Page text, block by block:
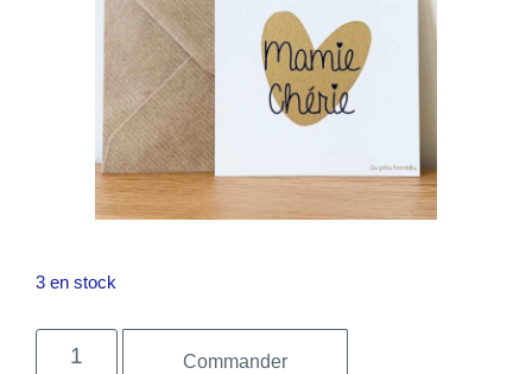
3 en stock
Commander